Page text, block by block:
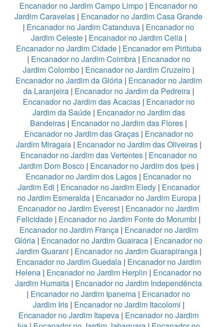
Encanador no Jardim Campo Limpo | Encanador no
Jardim Caravelas | Encanador no Jardim Casa Grande
| Encanador no Jardim Catanduva | Encanador no
Jardim Celeste| Encanador no Jardim Celia|
Encanador no Jardim Cidade| Encanador em Pirituba
| Encanador no Jardim Coimbra| Encanador no
Jardim Colombo | Encanador no Jardim Cruzeiro |
Encanador no Jardim da Glória| Encanador no Jardim
da Laranjeira| Encanador no Jardim da Pedreira|
Encanador no Jardim das Acacias| Encanador no
Jardim da Saúde| Encanador no Jardim das
Bandeiras | Encanador no Jardim das Flores |
Encanador no Jardim das Graças| Encanador no
Jardim Miragaia| Encanador no Jardim das Oliveiras|
Encanador no Jardim das Vertentes| Encanador no
Jardim Dom Bosco| Encanador no Jardim dos Ipes|
Encanador no Jardim dos Lagos | Encanador no
Jardim Edi | Encanador no Jardim Eledy| Encanador
no Jardim Esmeralda| Encanador no Jardim Europa|
Encanador no Jardim Everest | Encanador no Jardim
Felicidade | Encanador no Jardim Fonte do Morumbi |
Encanador no Jardim França| Encanador no Jardim
Glória | Encanador no Jardim Guairaca | Encanador no
Jardim Guarani | Encanador no Jardim Guarapiranga|
Encanador no Jardim Guedala| Encanador no Jardim
Helena | Encanador no Jardim Herplin | Encanador no
Jardim Humaita | Encanador no Jardim Independência
| Encanador no Jardim Ipanema | Encanador no
Jardim Iris| Encanador no Jardim Itacolomi |
Encanador no Jardim Itapeva | Encanador no Jardim